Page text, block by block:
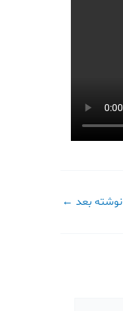
نوشته بعد ←